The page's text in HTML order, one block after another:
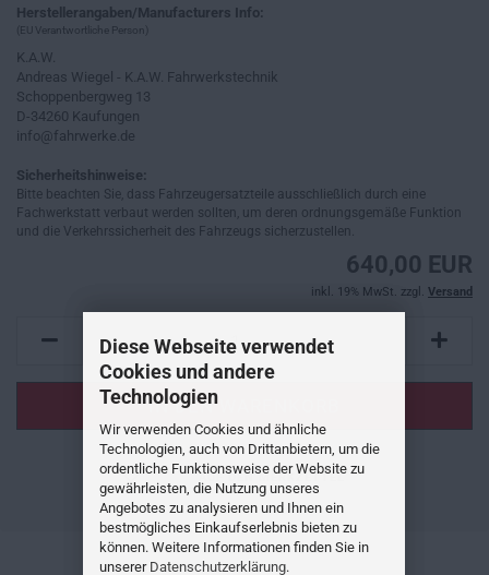
Diese Webseite verwendet
Cookies und andere
Technologien
Wir verwenden Cookies und ähnliche
Technologien, auch von Drittanbietern, um die
ordentliche Funktionsweise der Website zu
gewährleisten, die Nutzung unseres
Angebotes zu analysieren und Ihnen ein
bestmögliches Einkaufserlebnis bieten zu
können. Weitere Informationen finden Sie in
unserer Datenschutzerklärung.
Herstellerangaben/Manufacturers Info:
(EU Verantwortliche Person)
K.A.W.
Andreas Wiegel - K.A.W. Fahrwerkstechnik
Schoppenbergweg 13
D-34260 Kaufungen
info@fahrwerke.de
Sicherheitshinweise:
Bitte beachten Sie, dass Fahrzeugersatzteile ausschließlich durch eine
Fachwerkstatt verbaut werden sollten, um deren ordnungsgemäße Funktion
und die Verkehrssicherheit des Fahrzeugs sicherzustellen.
640,00 EUR
inkl. 19% MwSt. zzgl. Versand
AUF DEN MERKZETTEL